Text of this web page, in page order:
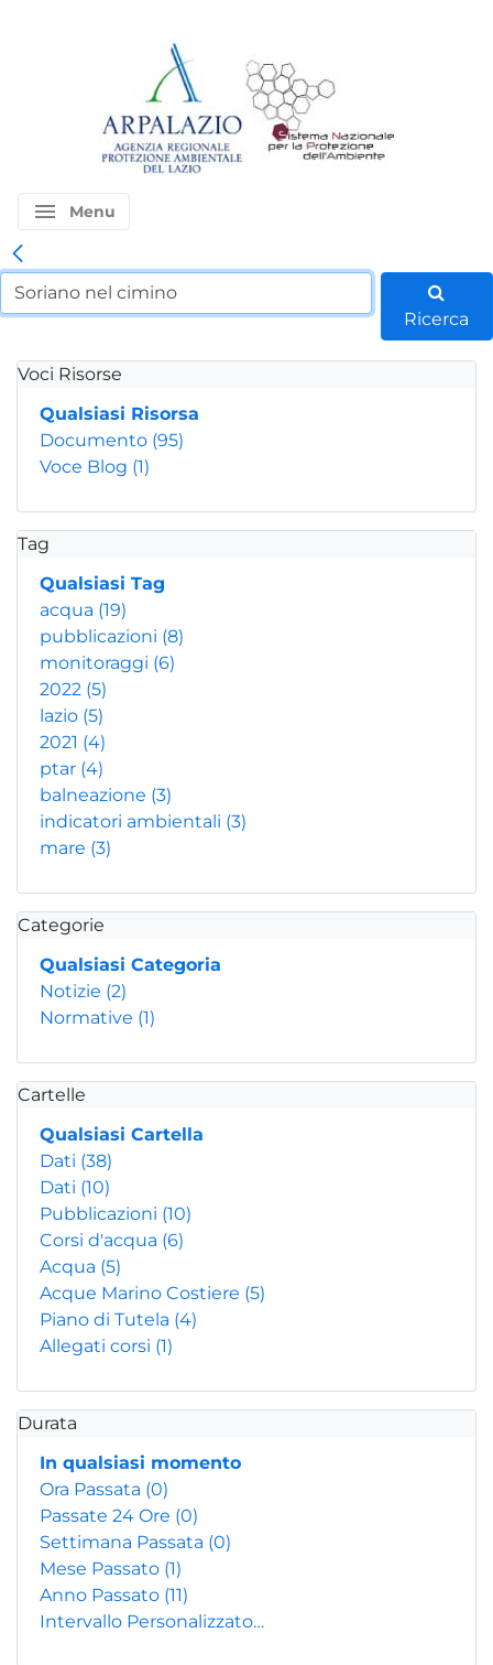
menu Menu
Ricerca
Voci Risorse
Qualsiasi Risorsa
Documento (95)
Voce Blog (1)
Tag
Qualsiasi Tag
acqua (19)
pubblicazioni (8)
monitoraggi (6)
2022 (5)
lazio (5)
2021 (4)
ptar (4)
balneazione (3)
indicatori ambientali (3)
mare (3)
Categorie
Qualsiasi Categoria
Notizie (2)
Normative (1)
Cartelle
Qualsiasi Cartella
Dati (38)
Dati (10)
Pubblicazioni (10)
Corsi d'acqua (6)
Acqua (5)
Acque Marino Costiere (5)
Piano di Tutela (4)
Allegati corsi (1)
Durata
In qualsiasi momento
Ora Passata (0)
Passate 24 Ore (0)
Settimana Passata (0)
Mese Passato (1)
Anno Passato (11)
Intervallo Personalizzato…